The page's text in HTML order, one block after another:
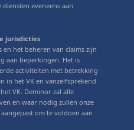
eveneens aan
jurisdicties
het beheren van claims zijn
aan beperkingen. Het is
activiteiten met betrekking
in het VK en vanzelfsprekend
VK. Deminor zal alle
en waar nodig zullen onze
om te voldoen aan